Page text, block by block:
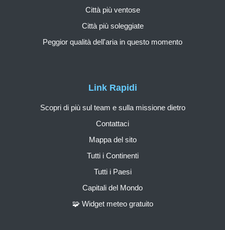
Link Rapidi
Scopri di più sul team e sulla missione dietro
Contattaci
Mappa del sito
Tutti i Continenti
Tutti i Paesi
Capitali del Mondo
🧩 Widget meteo gratuito
Città più ventose
Città più soleggiate
Peggior qualità dell'aria in questo momento